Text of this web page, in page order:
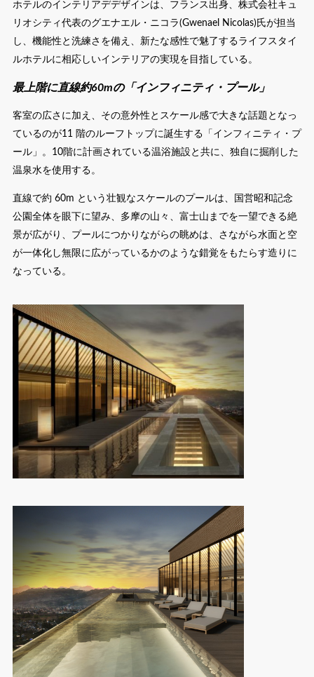
ホテルのインテリアデデザインは、フランス出身、株式会社キュ
リオシティ代表のグエナエル・ニコラ(Gwenael Nicolas)氏が担当
し、機能性と洗練さを備え、新たな感性で魅了するライフスタイ
ルホテルに相応しいインテリアの実現を目指している。
最上階に直線約60mの「インフィニティ・プール」
客室の広さに加え、その意外性とスケール感で大きな話題となっ
ているのが11 階のルーフトップに誕生する「インフィニティ・プ
ール」。10階に計画されている温浴施設と共に、独自に掘削した
温泉水を使用する。
直線で約 60m という壮観なスケールのプールは、国営昭和記念
公園全体を眼下に望み、多摩の山々、富士山までを一望できる絶
景が広がり、プールにつかりながらの眺めは、さながら水面と空
が一体化し無限に広がっているかのような錯覚をもたらす造りに
なっている。